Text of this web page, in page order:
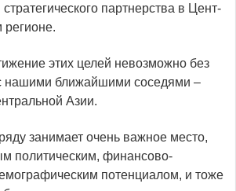
парт­нерства в Цент­
регионе.
этих целей невозможно без
нашими ближайшими соседями –
Азии.
занимает очень важное место,
политическим, финансово-
потенциалом, и тоже